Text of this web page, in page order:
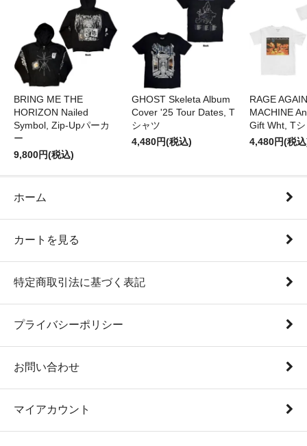
BRING ME THE
HORIZON Nailed
Symbol, Zip-Upパーカ
ー
9,800円(税込)
GHOST Skeleta Album
Cover '25 Tour Dates, T
シャツ
4,480円(税込)
RAGE
MACHINE
Gift Wht, T
4,480円(税
ホーム
カートを見る
特定商取引法に基づく表記
プライバシーポリシー
お問い合わせ
マイアカウント